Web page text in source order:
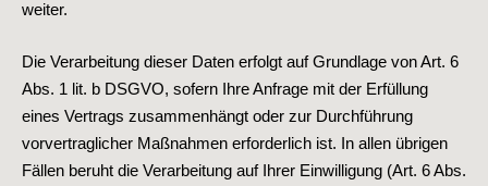
weiter.
Die Verarbeitung dieser Daten erfolgt auf Grundlage von Art. 6
Abs. 1 lit. b DSGVO, sofern Ihre Anfrage mit der Erfüllung
eines Vertrags zusammenhängt oder zur Durchführung
vorvertraglicher Maßnahmen erforderlich ist. In allen übrigen
Fällen beruht die Verarbeitung auf Ihrer Einwilligung (Art. 6 Abs.